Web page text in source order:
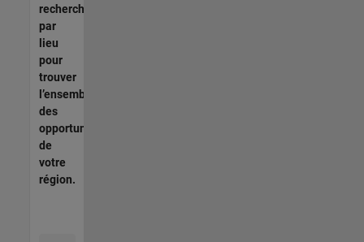
recherche
par
lieu
pour
trouver
l’ensemble
des
opportunités
de
votre
région.